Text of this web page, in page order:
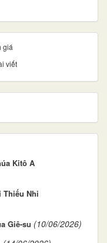
giá
viết
Kitô A
Thiếu Nhi
Giê-su (10/06/2026)